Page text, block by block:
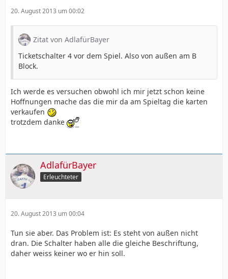
20. August 2013 um 00:02
Zitat von AdlafürBayer
Ticketschalter 4 vor dem Spiel. Also von außen am B
Block.
Ich werde es versuchen obwohl ich mir jetzt schon keine
Hoffnungen mache das die mir da am Spieltag die karten
verkaufen
trotzdem danke
AdlafürBayer
Erleuchteter
20. August 2013 um 00:04
Tun sie aber. Das Problem ist: Es steht von außen nicht
dran. Die Schalter haben alle die gleiche Beschriftung,
daher weiss keiner wo er hin soll.